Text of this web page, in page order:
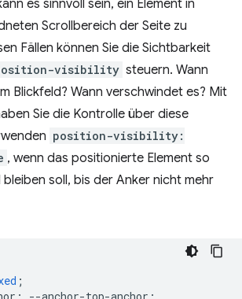
es sinnvoll sein, ein Element in
Scrollbereich der Seite zu
Fällen können Sie die Sichtbarkeit
visibility steuern. Wann
Blickfeld? Wann verschwindet es? Mit
Sie die Kontrolle über diese
position-visibility:
, wenn das positionierte Element so
bleiben soll, bis der Anker nicht mehr
;